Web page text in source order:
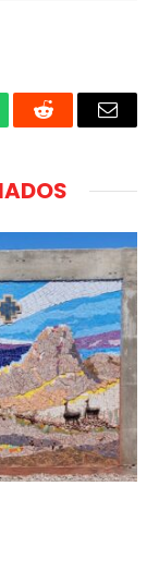
Reddit Email